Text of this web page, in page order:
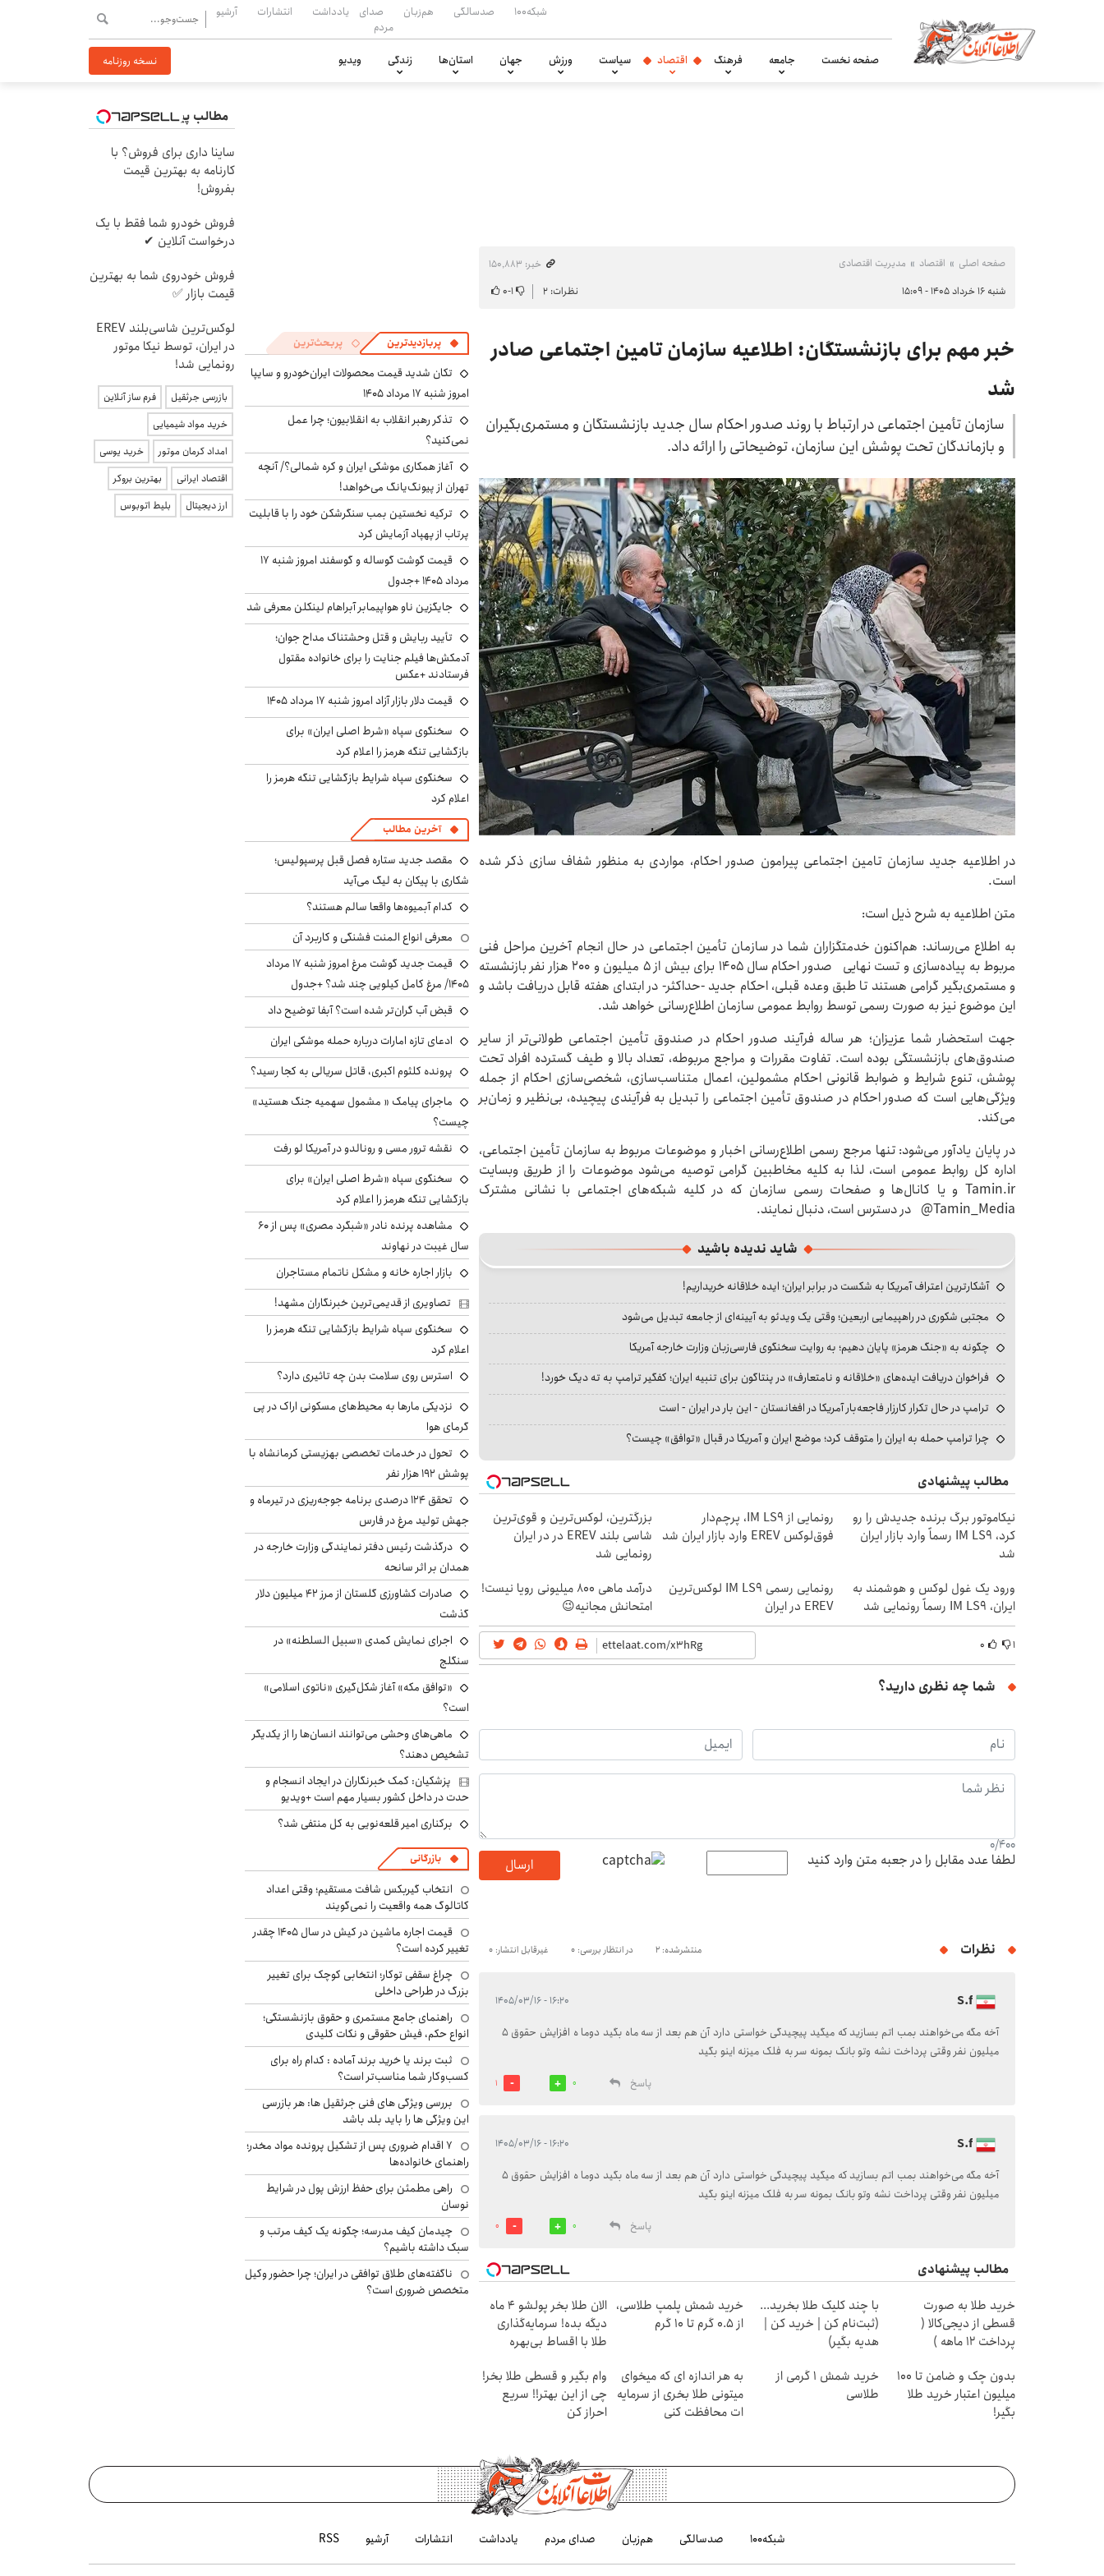
شبکه۱۰۰ صدسالگی هم‌زبان
صدای
مردم
یادداشت انتشارات آرشیو
صفحه نخست جامعه فرهنگ اقتصاد سیاست ورزش جهان استان‌ها زندگی ویدیو نسخه روزنامه
صفحه اصلی اقتصاد مدیریت اقتصادی
خبر: ۱۵۰٬۸۸۳
شنبه ۱۶ خرداد ۱۴۰۵ - ۱۵:۰۹
نظرات: ۲ ۱-۰
خبر مهم برای بازنشستگان: اطلاعیه سازمان تامین اجتماعی صادر
شد
سازمان تأمین اجتماعی در ارتباط با روند صدور احکام سال جدید بازنشستگان و مستمری‌بگیران
و بازماندگان تحت پوشش این سازمان، توضیحاتی را ارائه داد.
در اطلاعیه جدید سازمان تامین اجتماعی پیرامون صدور احکام، مواردی به منظور شفاف سازی ذکر شده
است.
متن اطلاعیه به شرح ذیل است:
به اطلاع می‌رساند: هم‌اکنون خدمتگزاران شما در سازمان تأمین اجتماعی در حال انجام آخرین مراحل فنی
مربوط به پیاده‌سازی و تست‌ نهایی صدور احکام سال ۱۴۰۵ برای بیش از ۵ میلیون و ۲۰۰ هزار نفر بازنشسته
و مستمری‌بگیر گرامی هستند تا طبق وعده قبلی، احکام جدید -حداکثر- در ابتدای هفته قابل دریافت باشد و
این موضوع نیز به صورت رسمی توسط روابط عمومی سازمان اطلاع‌رسانی خواهد شد.
جهت استحضار شما عزیزان؛ هر ساله فرآیند صدور احکام در صندوق تأمین اجتماعی طولانی‌تر از سایر
صندوق‌های بازنشستگی بوده است. تفاوت مقررات و مراجع مربوطه، تعداد بالا و طیف گسترده افراد تحت
پوشش، تنوع شرایط و ضوابط قانونی احکام مشمولین، اعمال متناسب‌سازی، شخصی‌سازی احکام از جمله
ویژگی‌هایی است که صدور احکام در صندوق تأمین اجتماعی را تبدیل به فرآیندی پیچیده، بی‌نظیر و زمان‌بر
می‌کند.
در پایان یادآور می‌شود: تنها مرجع رسمی اطلاع‌رسانی اخبار و موضوعات مربوط به سازمان تأمین اجتماعی،
اداره کل روابط عمومی است، لذا به کلیه مخاطبین گرامی توصیه می‌شود موضوعات را از طریق وبسایت
Tamin.ir و یا کانال‌ها و صفحات رسمی سازمان که در کلیه شبکه‌های اجتماعی با نشانی مشترک
Tamin_Media@ در دسترس است، دنبال نمایند.
شاید ندیده باشید
آشکارترین اعتراف آمریکا به شکست در برابر ایران؛ ایده خلاقانه خریداریم!
مجتبی شکوری در راهپیمایی اربعین؛ وقتی یک ویدئو به آیینه‌ای از جامعه تبدیل می‌شود
چگونه به «جنگ هرمز» پایان دهیم؛ به روایت سخنگوی فارسی‌زبان وزارت خارجه آمریکا
فراخوان دریافت ایده‌های «خلاقانه و نامتعارف» در پنتاگون برای تنبیه ایران؛ کفگیر ترامپ به ته دیگ خورد!
ترامپ در حال تکرار کارزار فاجعه‌بار آمریکا در افغانستان - این بار در ایران - است
چرا ترامپ حمله به ایران را متوقف کرد؛ موضع ایران و آمریکا در قبال «توافق» چیست؟
مطالب پیشنهادی
نیکاموتور برگ برنده جدیدش را رو
کرد، IM LS9 رسماً وارد بازار ایران
شد
رونمایی از IM LS9، پرچم‌دار
فوق‌لوکس EREV وارد بازار ایران شد
بزرگترین، لوکس‌ترین و قوی‌ترین
شاسی بلند EREV در در ایران
رونمایی شد
ورود یک غول لوکس و هوشمند به
ایران، IM LS9 رسماً رونمایی شد
رونمایی رسمی IM LS9 لوکس‌ترین
EREV در ایران
درآمد ماهی 800 میلیونی رویا نیست!
امتحانش مجانیه😉
۱ ۰
شما چه نظری دارید؟
0/400
لطفا عدد مقابل را در جعبه متن وارد کنید ارسال
نظرات منتشرشده: 2 در انتظار بررسی: 0 غیرقابل انتشار: 0
S.f ۱۶:۲۰ - ۱۴۰۵/۰۳/۱۶
آخه مگه می‌خواهند بمب اتم بسازید که میگید پیچیدگی خواستی دارد آن هم بعد از سه ماه بگید دوما ه افزایش حقوق ۵
میلیون نفر وقتی پرداخت نشه وتو بانک بمونه سر به فلک میزنه اینو بگید
پاسخ
0
1
S.f ۱۶:۲۰ - ۱۴۰۵/۰۳/۱۶
آخه مگه می‌خواهند بمب اتم بسازید که میگید پیچیدگی خواستی دارد آن هم بعد از سه ماه بگید دوما ه افزایش حقوق ۵
میلیون نفر وقتی پرداخت نشه وتو بانک بمونه سر به فلک میزنه اینو بگید
پاسخ
0
0
مطالب پیشنهادی
خرید طلا به صورت
قسطی از دیجی‌کالا (
پرداخت 12 ماهه )
با چند کلیک طلا بخرید...
(ثبت‌نام کن | خرید کن |
هدیه بگیر)
خرید شمش پلمپ طلاسی،
از ۰.۵ گرم تا ۱۰ گرم
الان طلا بخر پولشو 4 ماه
دیگه بده! سرمایه‌گذاری
طلا با اقساط بی‌بهره
بدون چک و ضامن تا 100
میلیون اعتبار خرید طلا
بگیر!
خرید شمش 1 گرمی از
طلاسی
به هر اندازه ای که میخوای
میتونی طلا بخری از سرمایه
ات محافظت کنی
وام بگیر و قسطی طلا بخر!
چی از این بهتر!! سریع
احراز کن
پربازدیدترین پربحث‌ترین
تکان شدید قیمت محصولات ایران‌خودرو و سایپا
امروز شنبه ۱۷ مرداد ۱۴۰۵
تذکر رهبر انقلاب به انقلابیون؛ چرا عمل
نمی‌کنید؟
آغاز همکاری موشکی ایران و کره شمالی؟/ آنچه
تهران از پیونگ‌یانگ می‌خواهد!
ترکیه نخستین بمب سنگرشکن خود را با قابلیت
پرتاب از پهپاد آزمایش کرد
قیمت گوشت گوساله و گوسفند امروز شنبه ۱۷
مرداد ۱۴۰۵ +جدول
جایگزین ناو هواپیمابر آبراهام لینکلن معرفی شد
تأیید ربایش و قتل وحشتناک مداح جوان؛
آدمکش‌ها فیلم جنایت را برای خانواده مقتول
فرستادند +عکس
قیمت دلار بازار آزاد امروز شنبه ۱۷ مرداد ۱۴۰۵
سخنگوی سپاه «شرط اصلی ایران» برای
بازگشایی تنگه هرمز را اعلام کرد
سخنگوی سپاه شرایط بازگشایی تنگه هرمز را
اعلام کرد
آخرین مطالب
مقصد جدید ستاره فصل قبل پرسپولیس؛
شکاری با پیکان به لیگ می‌آید
کدام آبمیوه‌ها واقعا سالم هستند؟
معرفی انواع المنت فشنگی و کاربرد آن
قیمت جدید گوشت مرغ امروز شنبه ۱۷ مرداد
۱۴۰۵/ مرغ کامل کیلویی چند شد؟ +جدول
قبض آب گران‌تر شده است؟ آبفا توضیح داد
ادعای تازه امارات درباره حمله موشکی ایران
پرونده کلثوم اکبری، قاتل سریالی به کجا رسید؟
ماجرای پیامک « مشمول سهمیه جنگ هستید»
چیست؟
نقشه ترور مسی و رونالدو در آمریکا لو رفت
سخنگوی سپاه «شرط اصلی ایران» برای
بازگشایی تنگه هرمز را اعلام کرد
مشاهده پرنده نادر «شبگرد مصری» پس از ۶۰
سال غیبت در نهاوند
بازار اجاره خانه و مشکل ناتمام مستاجران
تصاویری از قدیمی‌ترین خبرنگاران مشهد!
سخنگوی سپاه شرایط بازگشایی تنگه هرمز را
اعلام کرد
استرس روی سلامت بدن چه تاثیری دارد؟
نزدیکی مارها به محیط‌های مسکونی اراک در پی
گرمای هوا
تحول در خدمات تخصصی بهزیستی کرمانشاه با
پوشش ۱۹۲ هزار نفر
تحقق ۱۲۴ درصدی برنامه جوجه‌ریزی در تیرماه و
جهش تولید مرغ در فارس
درگذشت رئیس دفتر نمایندگی وزارت خارجه در
همدان بر اثر سانحه
صادرات کشاورزی گلستان از مرز ۴۲ میلیون دلار
گذشت
اجرای نمایش کمدی «سبیل السلطنه» در
سنگلج
«توافق مکه» آغاز شکل‌گیری «ناتوی اسلامی»
است؟
ماهی‌های وحشی می‌توانند انسان‌ها را از یکدیگر
تشخیص دهند؟
پزشکیان: کمک خبرنگاران در ایجاد انسجام و
حدت در داخل کشور بسیار مهم است +ویدیو
برکناری امیر قلعه‌نویی به کل منتفی شد؟
بازرگانی
انتخاب گیربکس شافت مستقیم؛ وقتی اعداد
کاتالوگ همه واقعیت را نمی‌گویند
قیمت اجاره ماشین در کیش در سال ۱۴۰۵ چقدر
تغییر کرده است؟
چراغ سقفی توکار؛ انتخابی کوچک برای تغییر
بزرگ در طراحی داخلی
راهنمای جامع مستمری و حقوق بازنشستگی؛
انواع حکم، فیش حقوقی و نکات کلیدی
ثبت برند یا خرید برند آماده : کدام راه برای
کسب‌وکار شما مناسب‌تر است؟
بررسی ویژگی های فنی جرثقیل ها: هر بازرسی
این ویژگی ها را باید بلد باشد
۷ اقدام ضروری پس از تشکیل پرونده مواد مخدر؛
راهنمای خانواده‌ها
راهی مطمئن برای حفظ ارزش پول در شرایط
نوسان
چیدمان کیف مدرسه؛ چگونه یک کیف مرتب و
سبک داشته باشیم؟
ناگفته‌های طلاق توافقی در ایران؛ چرا حضور وکیل
متخصص ضروری است؟
مطالب پیشنهادی
ساینا داری برای فروش؟ با
کارنامه به بهترین قیمت
بفروش!
فروش خودرو شما فقط با یک
درخواست آنلاین ✔
فروش خودروی شما به بهترین
قیمت بازار ✅
لوکس‌ترین شاسی‌بلند EREV
در ایران، توسط نیکا موتور
رونمایی شد!
بازرسی جرثقیل
فرم ساز آنلاین
خرید مواد شیمیایی
امداد کرمان موتور
خرید یوسی
اقتصاد ایرانی
بهترین بروکر
ارز دیجیتال
بلیط اتوبوس
شبکه۱۰۰ صدسالگی هم‌زبان صدای مردم یادداشت انتشارات آرشیو RSS